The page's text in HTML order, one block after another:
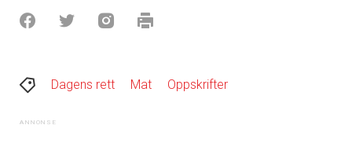
Dagens rett Mat Oppskrifter